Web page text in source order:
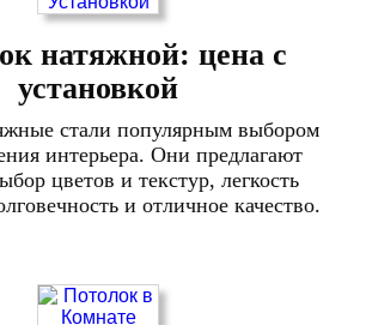
натяжной: цена с
установкой
стали популярным выбором
интерьера. Они предлагают
цветов и текстур, легкость
и отличное качество.